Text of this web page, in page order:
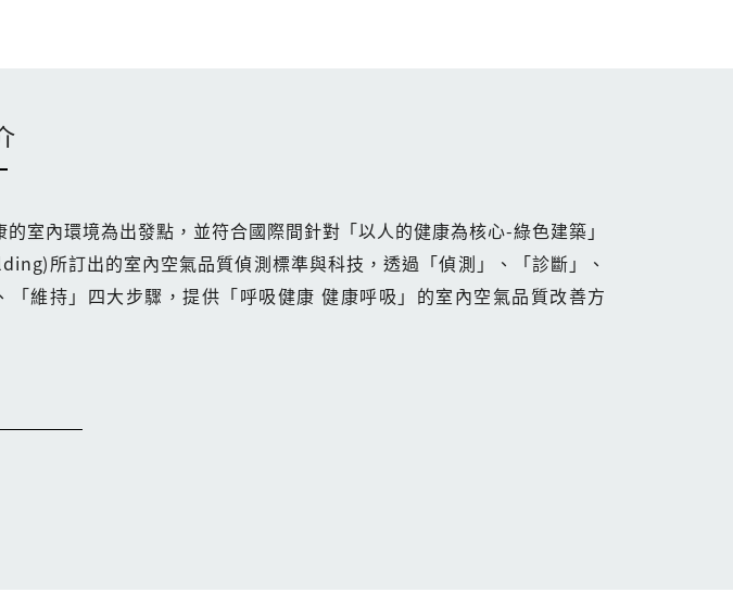
的室內環境為出發點，並符合國際間針對「以人的健康為核心-綠色建築」
所訂出的室內空氣品質偵測標準與科技，透過「偵測」、「診斷」、
「維持」四大步驟，提供「呼吸健康 健康呼吸」的室內空氣品質改善方